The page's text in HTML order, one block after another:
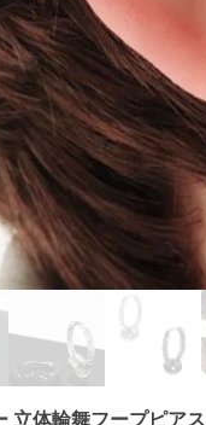
立体輪舞フープピアス